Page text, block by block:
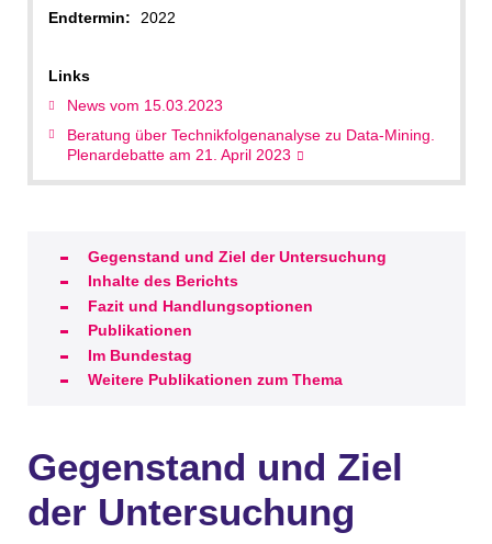
Endtermin:
2022
Links
News vom 15.03.2023
Beratung über Technik­folgenanalyse zu Data-Mining.
Plenardebatte am 21. April 2023
Gegenstand und Ziel der Untersuchung
Inhalte des Berichts
Fazit und Handlungsoptionen
Publikationen
Im Bundestag
Weitere Publikationen zum Thema
Gegenstand und Ziel
der Untersuchung